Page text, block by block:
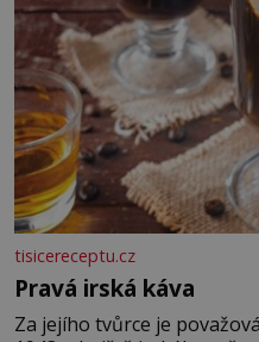
tisicereceptu.cz
Pravá irská káva
Za jejího tvůrce je